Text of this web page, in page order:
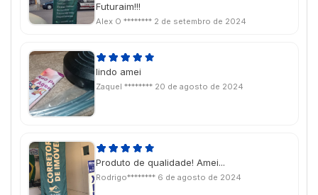
Futuraim!!!
Alex O ******** 2 de setembro de 2024
lindo amei
Zaquel ******** 20 de agosto de 2024
Produto de qualidade! Amei...
Rodrigo******** 6 de agosto de 2024